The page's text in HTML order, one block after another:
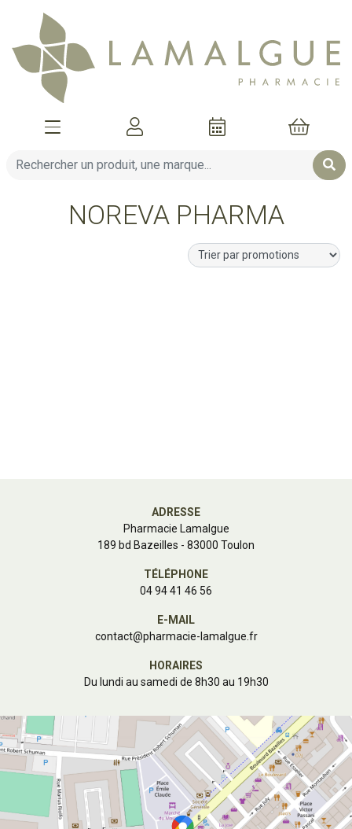
Afficher la navigation
Mon
NOREVA PHARMA
ADRESSE
Pharmacie Lamalgue
189 bd Bazeilles - 83000 Toulon
TÉLÉPHONE
04 94 41 46 56
E-MAIL
contact@pharmacie-lamalgue.fr
HORAIRES
Du lundi au samedi de 8h30 au 19h30